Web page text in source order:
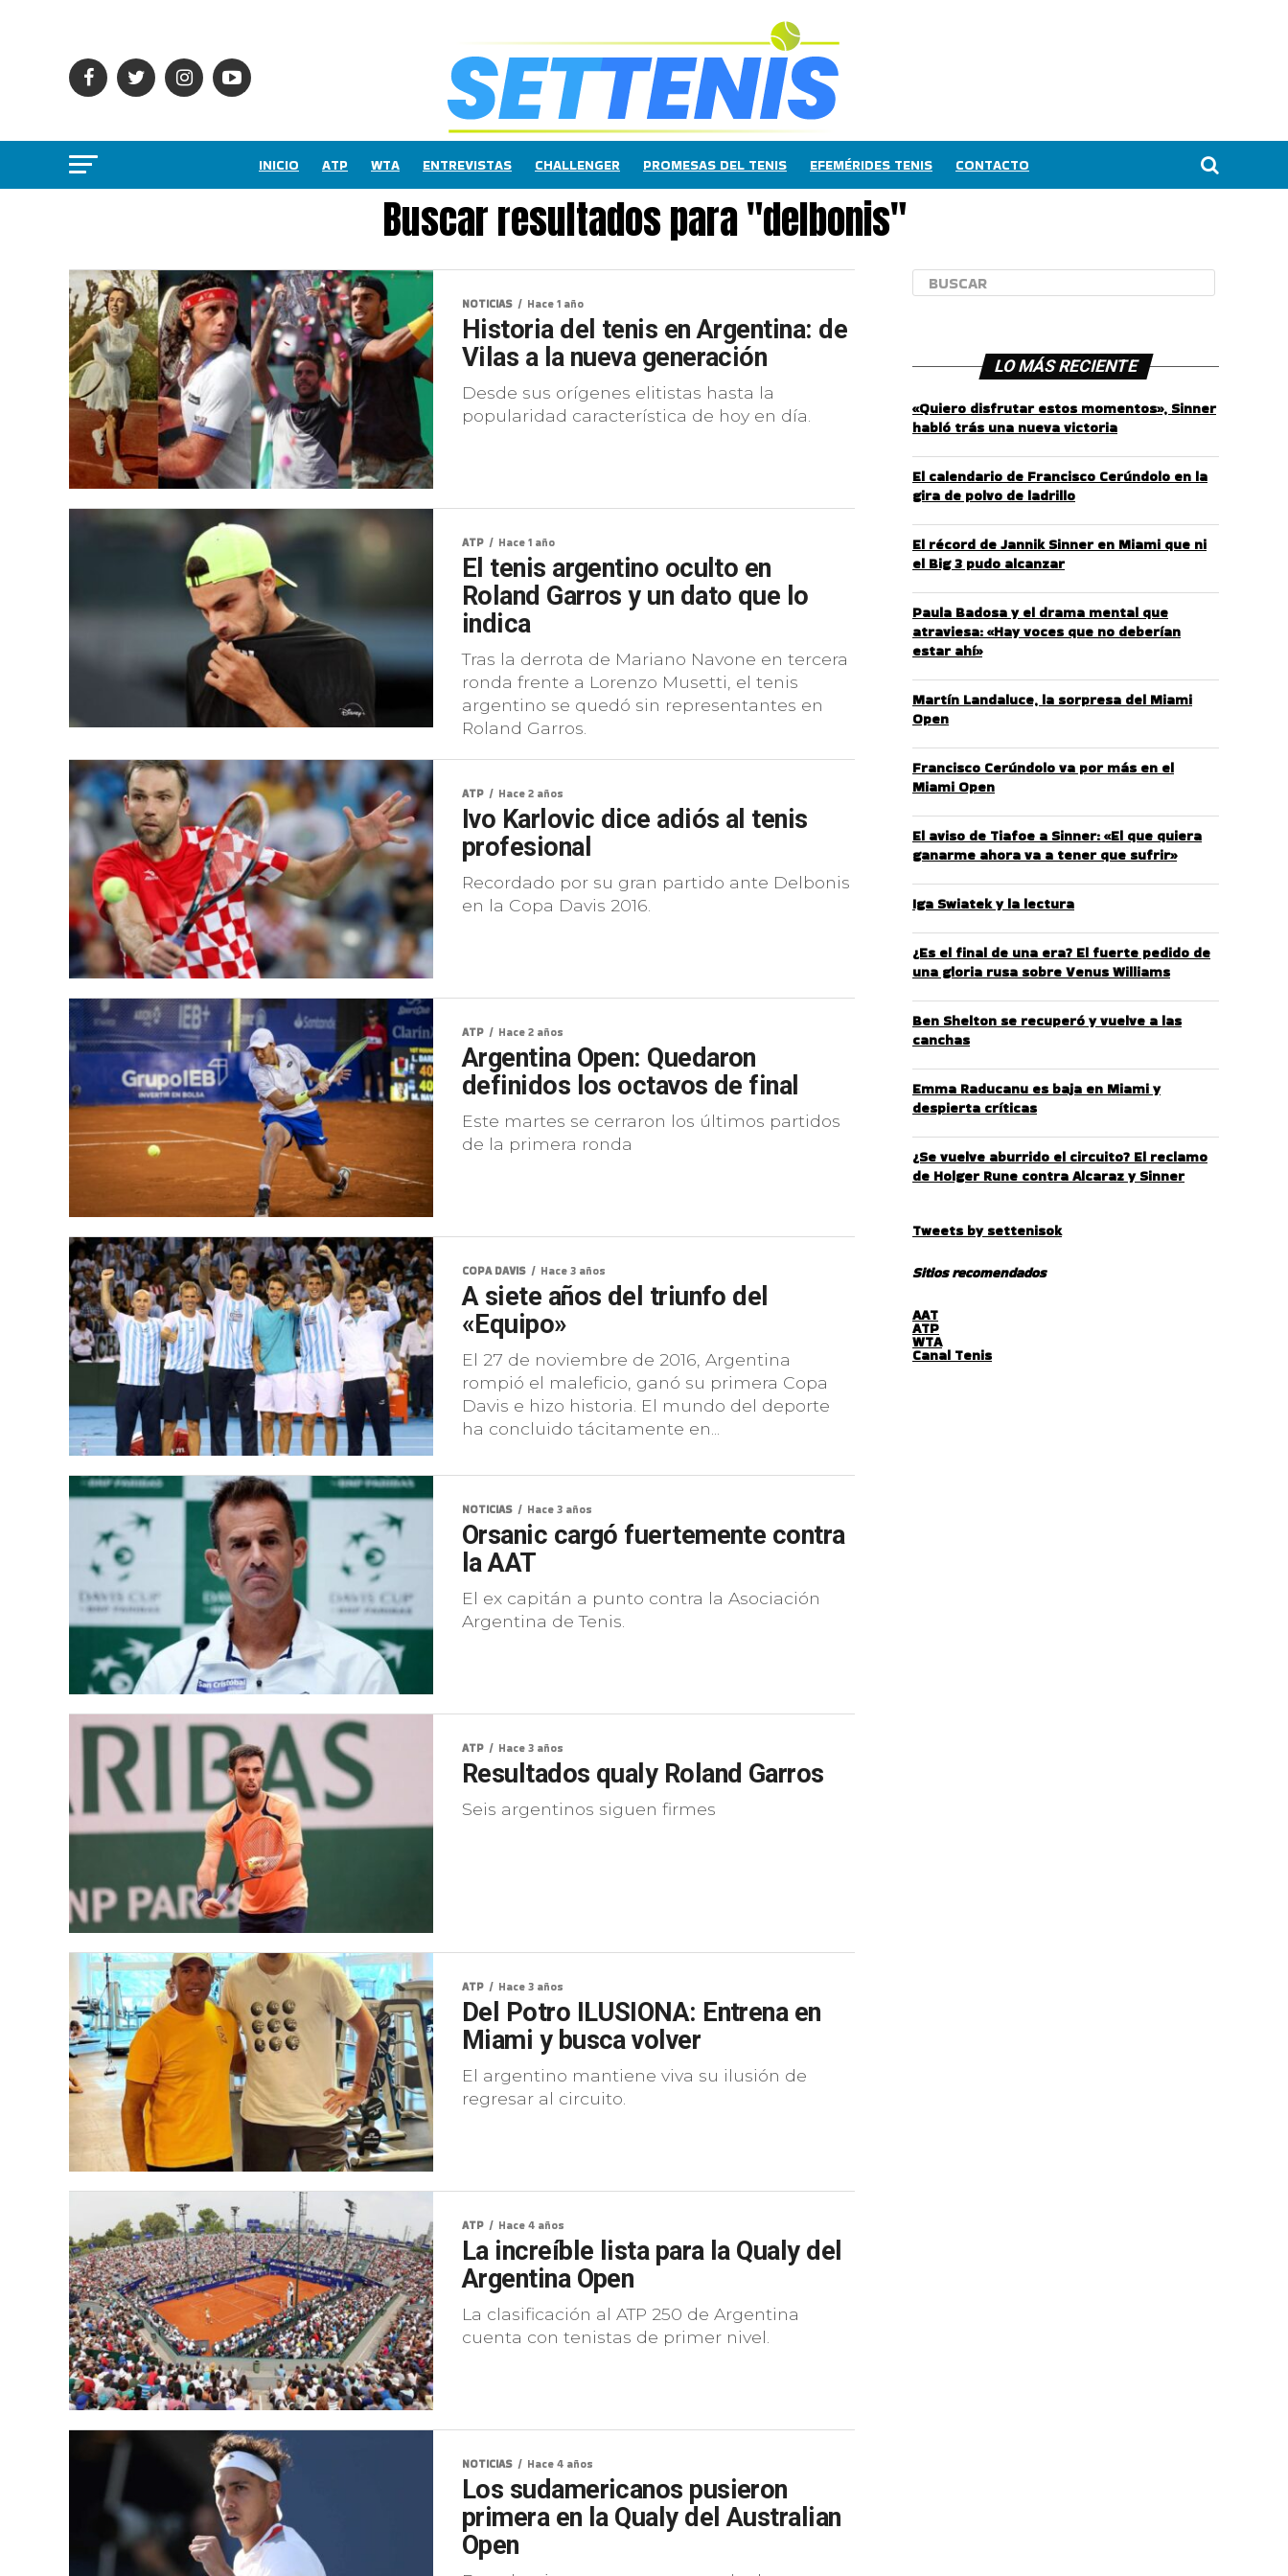
INICIO ATP WTA ENTREVISTAS CHALLENGER PROMESAS DEL TENIS EFEMÉRIDES TENIS CONTACTO
Buscar resultados para "delbonis"
NOTICIAS Hace 1 año
Historia del tenis en Argentina: de
Vilas a la nueva generación
Desde sus orígenes elitistas hasta la
popularidad característica de hoy en día.
ATP Hace 1 año
El tenis argentino oculto en
Roland Garros y un dato que lo
indica
Tras la derrota de Mariano Navone en tercera
ronda frente a Lorenzo Musetti, el tenis
argentino se quedó sin representantes en
Roland Garros.
ATP Hace 2 años
Ivo Karlovic dice adiós al tenis
profesional
Recordado por su gran partido ante Delbonis
en la Copa Davis 2016.
ATP Hace 2 años
Argentina Open: Quedaron
definidos los octavos de final
Este martes se cerraron los últimos partidos
de la primera ronda
COPA DAVIS Hace 3 años
A siete años del triunfo del
«Equipo»
El 27 de noviembre de 2016, Argentina
rompió el maleficio, ganó su primera Copa
Davis e hizo historia. El mundo del deporte
ha concluido tácitamente en...
NOTICIAS Hace 3 años
Orsanic cargó fuertemente contra
la AAT
El ex capitán a punto contra la Asociación
Argentina de Tenis.
ATP Hace 3 años
Resultados qualy Roland Garros
Seis argentinos siguen firmes
ATP Hace 3 años
Del Potro ILUSIONA: Entrena en
Miami y busca volver
El argentino mantiene viva su ilusión de
regresar al circuito.
ATP Hace 4 años
La increíble lista para la Qualy del
Argentina Open
La clasificación al ATP 250 de Argentina
cuenta con tenistas de primer nivel.
NOTICIAS Hace 4 años
Los sudamericanos pusieron
primera en la Qualy del Australian
Open
LO MÁS RECIENTE
«Quiero disfrutar estos momentos», Sinner
habló trás una nueva victoria
El calendario de Francisco Cerúndolo en la
gira de polvo de ladrillo
El récord de Jannik Sinner en Miami que ni
el Big 3 pudo alcanzar
Paula Badosa y el drama mental que
atraviesa: «Hay voces que no deberían
estar ahí»
Martín Landaluce, la sorpresa del Miami
Open
Francisco Cerúndolo va por más en el
Miami Open
El aviso de Tiafoe a Sinner: «El que quiera
ganarme ahora va a tener que sufrir»
Iga Swiatek y la lectura
¿Es el final de una era? El fuerte pedido de
una gloria rusa sobre Venus Williams
Ben Shelton se recuperó y vuelve a las
canchas
Emma Raducanu es baja en Miami y
despierta críticas
¿Se vuelve aburrido el circuito? El reclamo
de Holger Rune contra Alcaraz y Sinner
Tweets by settenisok
Sitios recomendados
AAT
ATP
WTA
Canal Tenis